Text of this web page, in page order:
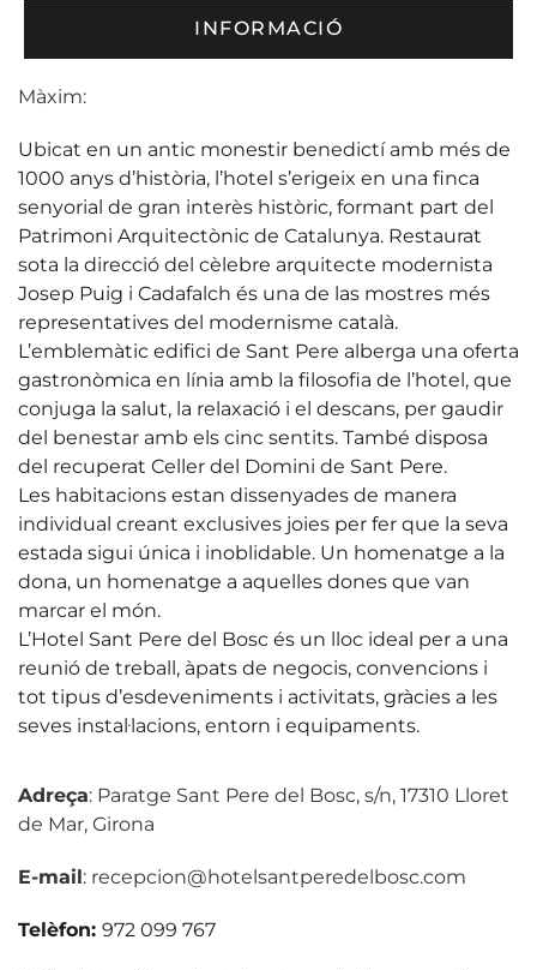
INFORMACIÓ
Màxim:
Ubicat en un antic monestir benedictí amb més de
1000 anys d’història, l’hotel s’erigeix en una finca
senyorial de gran interès històric, formant part del
Patrimoni Arquitectònic de Catalunya. Restaurat
sota la direcció del cèlebre arquitecte modernista
Josep Puig i Cadafalch és una de las mostres més
representatives del modernisme català.
L’emblemàtic edifici de Sant Pere alberga una oferta
gastronòmica en línia amb la filosofia de l’hotel, que
conjuga la salut, la relaxació i el descans, per gaudir
del benestar amb els cinc sentits. També disposa
del recuperat Celler del Domini de Sant Pere.
Les habitacions estan dissenyades de manera
individual creant exclusives joies per fer que la seva
estada sigui única i inoblidable. Un homenatge a la
dona, un homenatge a aquelles dones que van
marcar el món.
L’Hotel Sant Pere del Bosc és un lloc ideal per a una
reunió de treball, àpats de negocis, convencions i
tot tipus d’esdeveniments i activitats, gràcies a les
seves instal·lacions, entorn i equipaments.
Adreça: Paratge Sant Pere del Bosc, s/n, 17310 Lloret
de Mar, Girona
E-mail: recepcion@hotelsantperedelbosc.com
Telèfon: 972 099 767